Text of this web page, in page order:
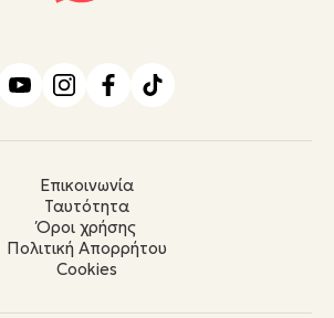
Επικοινωνία
Ταυτότητα
Όροι χρήσης
Πολιτική Απορρήτου
Cookies